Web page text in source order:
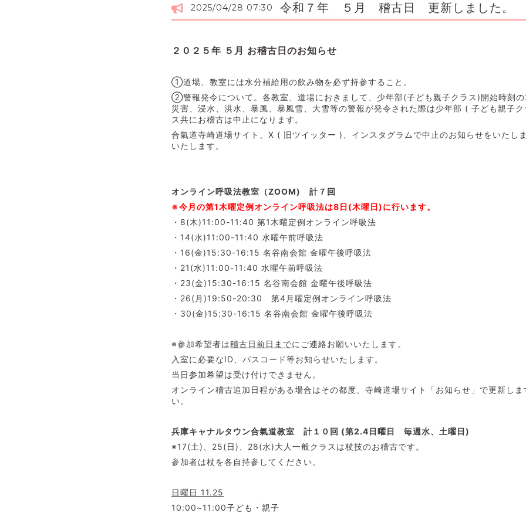
2025/04/28 07:30 令和７年 ５月 稽古日 更新しました。
２０２５年 ５月 お稽古日のお知らせ
①道場、教室には水分補給用の飲み物を必ず持参すること。
②警報発令について。各教室、道場におきまして、少年部(子ども親子クラス)開始時刻
災害、浸水、洪水、暴風、暴風雪、大雪等の警報が発令された際は少年部 ( 子ども親子
ス共にお稽古は中止になります。
合氣道寺崎道場サイト、X ( 旧ツイッター )、インスタグラムで中止のお知らせをいたし
いたします。
オンライン呼吸法教室（ZOOM) 計７回
※今月の第1木曜定例オンライン呼吸法は8日(木曜日)に行います。
・8(木)11:00-11:40 第1木曜定例オンライン呼吸法
・14(水)11:00-11:40 水曜午前呼吸法
・16(金)15:30-16:15 名谷南会館 金曜午後呼吸法
・21(水)11:00-11:40 水曜午前呼吸法
・23(金)15:30-16:15 名谷南会館 金曜午後呼吸法
・26(月)19:50-20:30 第4月曜定例オンライン呼吸法
・30(金)15:30-16:15 名谷南会館 金曜午後呼吸法
※参加希望者は稽古日前日までにご連絡お願いいたします。
入室に必要なID、パスコード等お知らせいたします
当日参加希望は受け付けできません。
オンライン稽古追加日程がある場合はその都度、寺崎道場サイト「お知らせ」で更新しま
い。
兵庫キャナルタウン合氣道教室 計１０回 (第2.4日曜日 毎週水、土曜日)
※17(土)、25(日)、28(水)大人一般クラスは杖技のお稽古です。
参加者は杖を各自持参してください。
日曜日 11.25
10:00~11:00子ども・親子